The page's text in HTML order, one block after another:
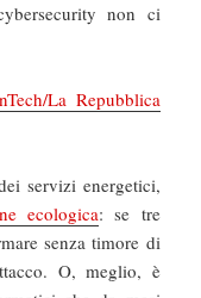
non ci
La Repubblica
servizi energetici,
ecologica: se tre
senza timore di
O, meglio, è